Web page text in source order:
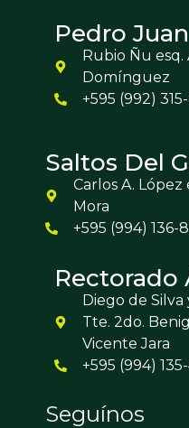
Pedro
Rubio Ñu esq.
Domínguez
+595 (992)
Saltos Del
Carlos A.
Mora
+595 (994) 136-
Rectorado
Diego de
Tte. 2do.
Vicente Jara
+595 (994)
Seguínos